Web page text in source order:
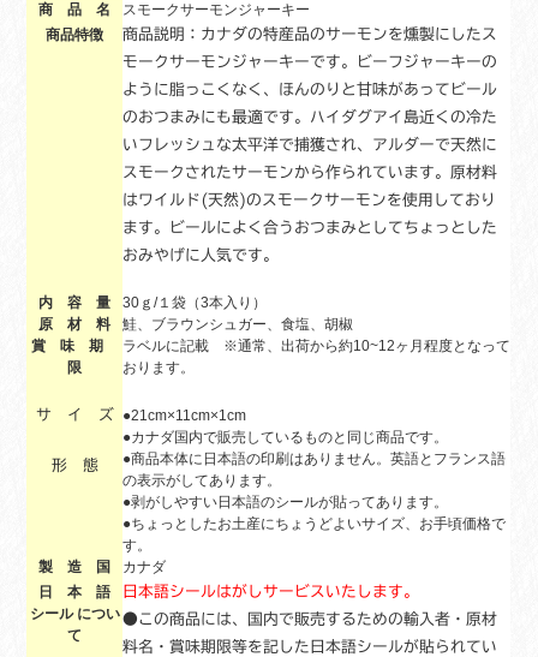
商 品 名
スモークサーモンジャーキー
商品特徴
商品説明：カナダの特産品のサーモンを燻製にしたス
モークサーモンジャーキーです。ビーフジャーキーの
ように脂っこくなく、ほんのりと甘味があってビール
のおつまみにも最適です。ハイダグアイ島近くの冷た
いフレッシュな太平洋で捕獲され、アルダーで天然に
スモークされたサーモンから作られています。原材料
はワイルド(天然)のスモークサーモンを使用しており
ます。ビールによく合うおつまみとしてちょっとした
おみやげに人気です。
内 容 量
30ｇ/１袋（3本入り）
原 材 料
鮭、ブラウンシュガー、食塩、胡椒
賞 味 期
限
ラベルに記載 ※通常、出荷から約10~12ヶ月程度となって
おります。
サ イ ズ
形 態
●21cm×11cm×1cm
●カナダ国内で販売しているものと同じ商品です。
●商品本体に日本語の印刷はありません。英語とフランス語
の表示がしてあります。
●剥がしやすい日本語のシールが貼ってあります。
●ちょっとしたお土産にちょうどよいサイズ、お手頃価格で
す。
製 造 国
カナダ
日 本 語
シール につい
て
日本語シールはがしサービスいたします。
●この商品には、国内で販売するための輸入者・原材
料名・賞味期限等を記した日本語シールが貼られてい